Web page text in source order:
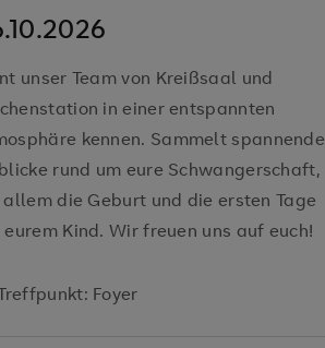
unser Team von Kreißsaal und
in einer entspannten
kennen. Sammelt spannende
rund um eure Schwangerschaft,
die Geburt und die ersten Tage
Kind. Wir freuen uns auf euch!
Foyer